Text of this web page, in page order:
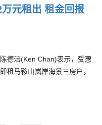
元租出 租金回报
德涪(Ken Chan)表示，受惠
租马鞍山岚岸海景三房户，